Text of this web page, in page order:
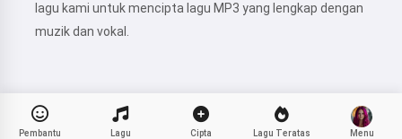
lagu kami untuk mencipta lagu MP3 yang lengkap dengan
muzik dan vokal.
Pembantu Lagu Cipta Lagu Teratas Menu